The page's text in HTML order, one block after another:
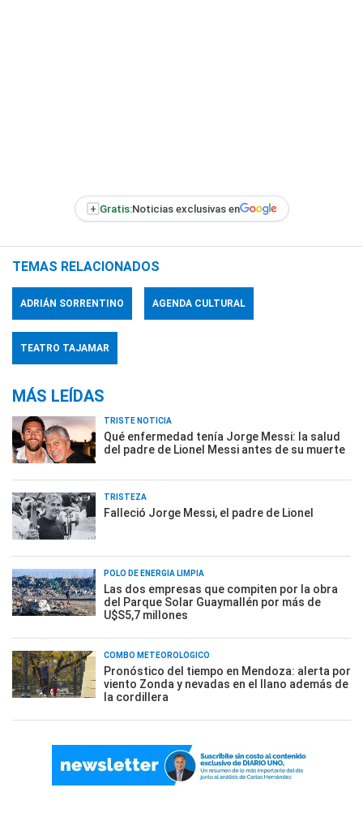
+ Gratis:Noticias exclusivas en
TEMAS RELACIONADOS
ADRIÁN SORRENTINO AGENDA CULTURAL
TEATRO TAJAMAR
MÁS LEÍDAS
TRISTE NOTICIA
Qué enfermedad tenía Jorge Messi: la salud
del padre de Lionel Messi antes de su muerte
TRISTEZA
Falleció Jorge Messi, el padre de Lionel
POLO DE ENERGÍA LIMPIA
Las dos empresas que compiten por la obra
del Parque Solar Guaymallén por más de
U$S5,7 millones
COMBO METEOROLÓGICO
Pronóstico del tiempo en Mendoza: alerta por
viento Zonda y nevadas en el llano además de
la cordillera